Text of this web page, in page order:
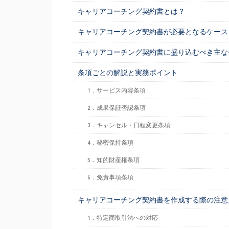
キャリアコーチング契約書とは？
キャリアコーチング契約書が必要となるケース
キャリアコーチング契約書に盛り込むべき主
条項ごとの解説と実務ポイント
1．サービス内容条項
2．成果保証否認条項
3．キャンセル・日程変更条項
4．秘密保持条項
5．知的財産権条項
6．免責事項条項
キャリアコーチング契約書を作成する際の注
1．特定商取引法への対応